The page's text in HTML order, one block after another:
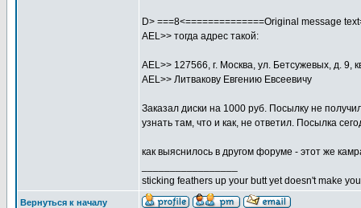
D> ===8<==============Original message
AEL>> тогда адрес такой:
AEL>> 127566, г. Москва, ул. Бетсужевых, д. 9,
AEL>> Литвакову Евгению Евсеевичу
Заказал диски на 1000 руб. Посылку не
узнать там, что и как, не ответил. Посылка
как выяснилось в другом форуме - этот же
sticking feathers up your butt yet doesn't make
Вернуться к началу